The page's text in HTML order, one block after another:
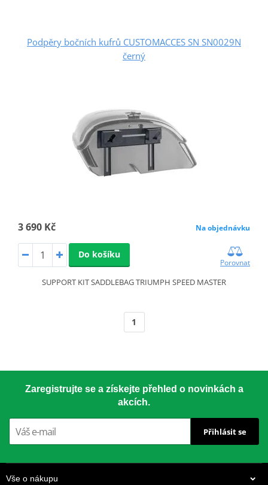
Podpěry bočních kufrů CUSTOMACCES SN SN0029N
černý
3 690 Kč Na objednávku
Do košíku
Porovnat
SUPPORT KIT SADDLEBAG TRIUMPH SPEED MASTER
1
Zaregistrujte se a získejte přehled o novinkách a
akcích.
Přihlásit se
Vše o nákupu